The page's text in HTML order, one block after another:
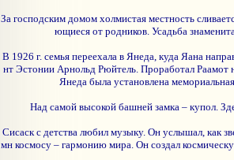
За господским домом холмистая местность
ющиеся от родников. Усадьба
В 1926 г. семья переехала в Янеда, куда Яана
нт Эстонии Арнольд Рюйтель. Проработал Раамот
Янеда была установлена
Над самой высокой башней замка – купол.
Сисаск с детства любил музыку. Он услышал, как
мн космосу – гармонию мира. Он создал